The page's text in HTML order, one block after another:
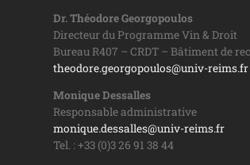
Dr. Théodore Georgopoulos
Directeur du Programme Vin & Droit
Bureau R407 – CRDT – Bâtiment de
theodore.georgopoulos@univ-reims.fr
Monique Dessalles
Responsable administrative
monique.dessalles@univ-reims.fr
Tel. : +33 (0)3 26 91 38 44